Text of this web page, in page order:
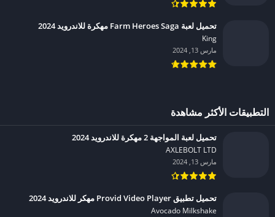
تحميل لعبة Farm Heroes Saga مهكرة للاندرويد 2024
King‏
مارس 13, 2024
التطبيقات الأكثر مشاهدة
تحميل لعبة المواجهة 2 مهكرة للاندرويد 2024
AXLEBOLT LTD‏
مارس 13, 2024
تحميل تطبيق Provid Video Player مهكر للاندرويد 2024
Avocado Milkshake‏